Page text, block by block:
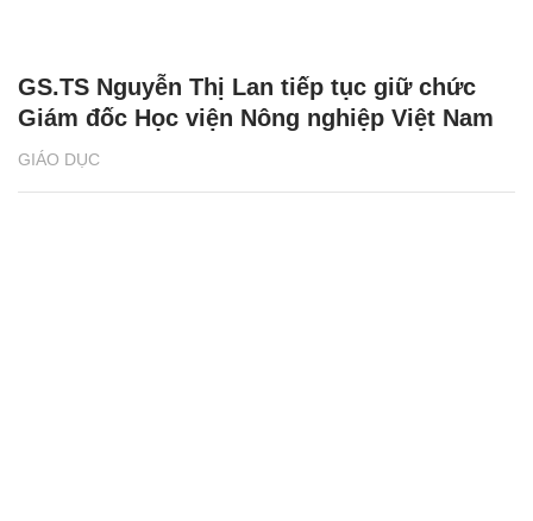
GIÁO DỤC
GS.TS Nguyễn Thị Lan tiếp tục giữ chức
Giám đốc Học viện Nông nghiệp Việt Nam